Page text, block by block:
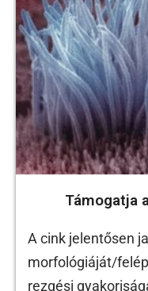
Támogatja
A cink jelentősen
morfológiáját/
rezgési